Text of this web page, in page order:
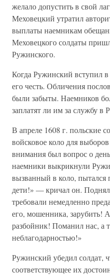
желало допустить в свой
Меховецкий утратил
выплаты наемникам
Меховецкого солдаты
Ружинского.
Когда Ружинский вступил
его честь. Обличения
были забыты. Наемников
заплатят ли им за службу в
В апреле 1608 г. польские
войсковое коло для
внимания был вопрос о
наемники выкрикнули
вызванный в коло,
дети!» — кричал он.
требовали немедленно
его, мошенника, зарубить!
разбойник! Поманил нас, а
неблагодарностью!»
Ружинский убедил солдат,
соответствующее их